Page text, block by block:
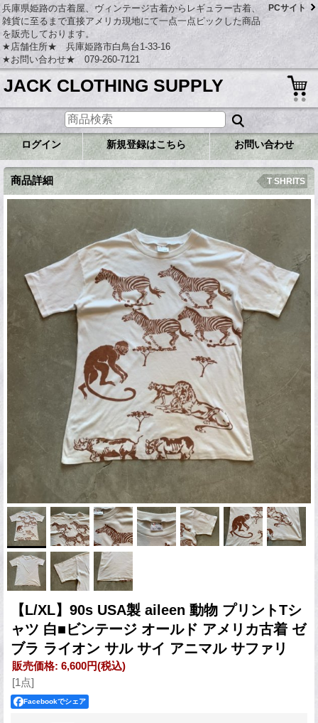
兵庫県姫路の古着屋、ヴィンテージ古着からレギュラー古着、
雑貨に至るまで直接アメリカ現地にて一点一点ピックした商品
を販売しております。
★店舗住所★ 兵庫姫路市白鳥台1-33-16
★お問い合わせ★ 079-260-7121
PCサイト
JACK CLOTHING SUPPLY
ログイン 新規登録はこちら お問い合わせ
商品詳細 T SHRITS
【L/XL】90s USA製 aileen 動物 プリントTシ
ャツ 白■ビンテージ オールド アメリカ古着 ゼ
ブラ ライオン サル サイ アニマル サファリ
販売価格: 6,600円(税込)
[1点]
Facebookでシェア